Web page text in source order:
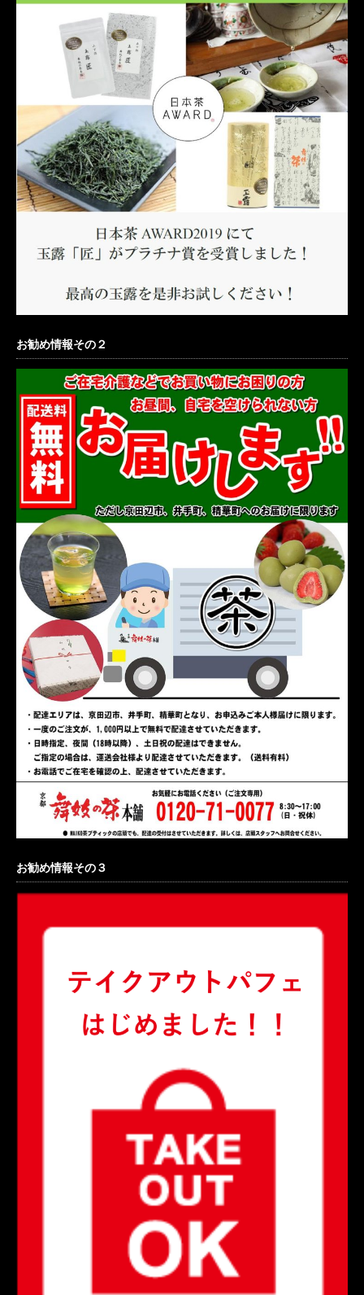
お勧め情報その２
お勧め情報その３